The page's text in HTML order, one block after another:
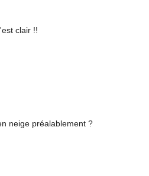
clair !!
neige préalablement ?